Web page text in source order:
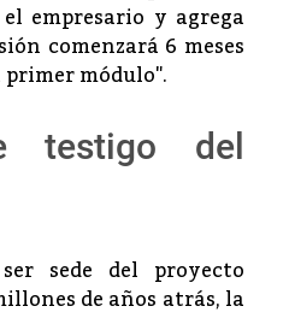
empresario y agrega
comenzará 6 meses
módulo".
testigo del
sede del proyecto
de años atrás, la